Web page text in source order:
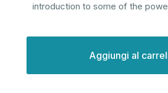
introduction to some of the powe